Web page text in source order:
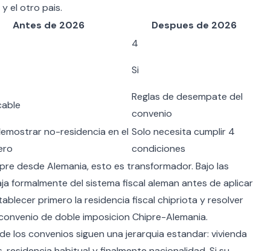
el otro pais.
Antes de 2026
Despues de 2026
4
Si
Reglas de desempate del
convenio
no-residencia en el Solo necesita cumplir 4
condiciones
desde Alemania, esto es transformador. Bajo las
formalmente del sistema fiscal aleman antes de aplicar
primero la residencia fiscal chipriota y resolver
de doble imposicion Chipre-Alemania.
los convenios siguen una jerarquia estandar: vivienda